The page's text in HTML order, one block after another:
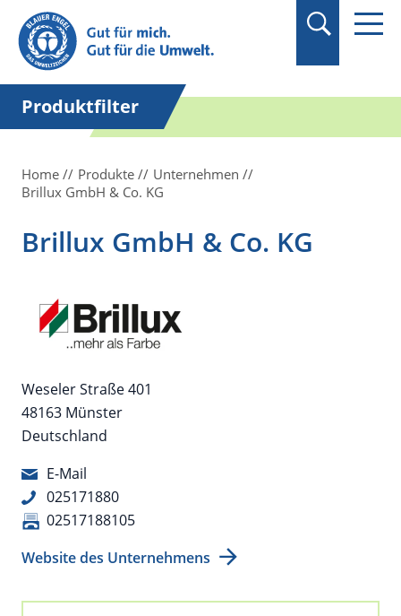
Suchbegriff in
Anführungszeichen
setzen.
Produktfilter
Home Produkte
Unternehmen
Brillux GmbH & Co. KG
Brillux GmbH & Co. KG
Weseler Straße 401
48163 Münster
Deutschland
E-Mail
025171880
02517188105
Website des Unternehmens